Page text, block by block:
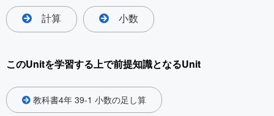
計算 小数
このUnitを学習する上で前提知識となるUnit
教科書4年 39-1 小数の足し算